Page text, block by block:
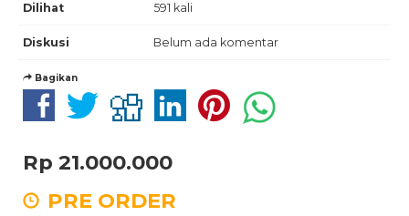
Dilihat 591 kali
Diskusi Belum ada komentar
Bagikan
Rp 21.000.000
PRE ORDER